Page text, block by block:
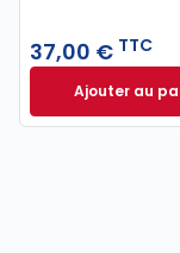
37,00 € TTC
Ajouter au